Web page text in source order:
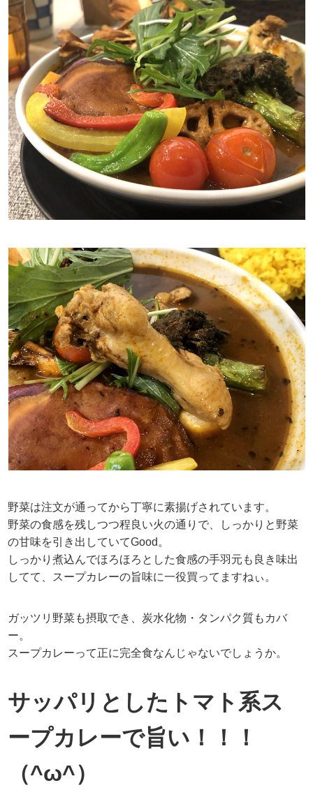
野菜は注文が通ってから丁寧に素揚げされています。
野菜の食感を残しつつ程良い火の通りで、しっかりと野菜
の甘味を引き出していてGood。
しっかり煮込んでほろほろとした食感の手羽元も良き味出
してて、スープカレーの旨味に一役買ってますねぃ。
ガッツリ野菜も摂取でき、炭水化物・タンパク質もカバ
ー。
スープカレーって正に完全食なんじゃないでしょうか。
サッパリとしたトマト系ス
ープカレーで旨い！！！
（^ω^）